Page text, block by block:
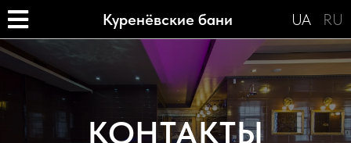
Куренёвские бани UA RU
КОНТАКТЫ